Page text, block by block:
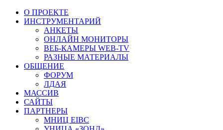
О ПРОЕКТЕ
ИНСТРУМЕНТАРИЙ
АНКЕТЫ
ОНЛАЙН МОНИТОРЫ
ВЕБ-КАМЕРЫ WEB-TV
РАЗНЫЕ МАТЕРИАЛЫ
ОБЩЕНИЕ
ФОРУМ
ЛДАЯ
МАССИВ
САЙТЫ
ПАРТНЕРЫ
МНИЦ EIBC